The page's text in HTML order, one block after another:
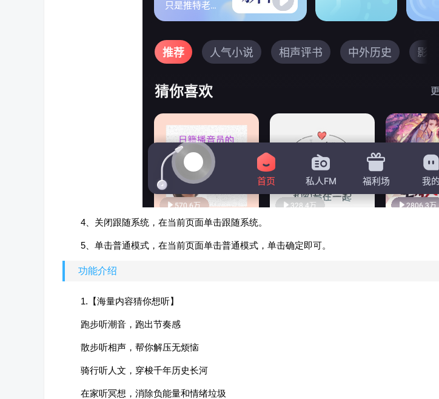
4、关闭跟随系统，在当前页面单击跟随系统。
5、单击普通模式，在当前页面单击普通模式，单击确定即可。
功能介绍
1.【海量内容猜你想听】
跑步听潮音，跑出节奏感
散步听相声，帮你解压无烦恼
骑行听人文，穿梭千年历史长河
在家听冥想，消除负能量和情绪垃圾